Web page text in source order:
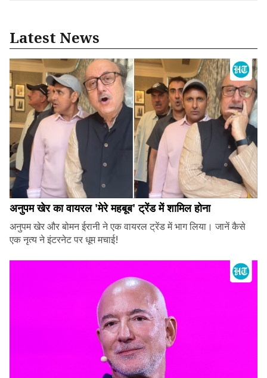
Latest News
अनुपम खेर का वायरल 'मेरे महबूब' ट्रेंड में शामिल होना
अनुपम खेर और बोमन ईरानी ने एक वायरल ट्रेंड में भाग लिया। जानें कैसे
एक नृत्य ने इंटरनेट पर धूम मचाई!